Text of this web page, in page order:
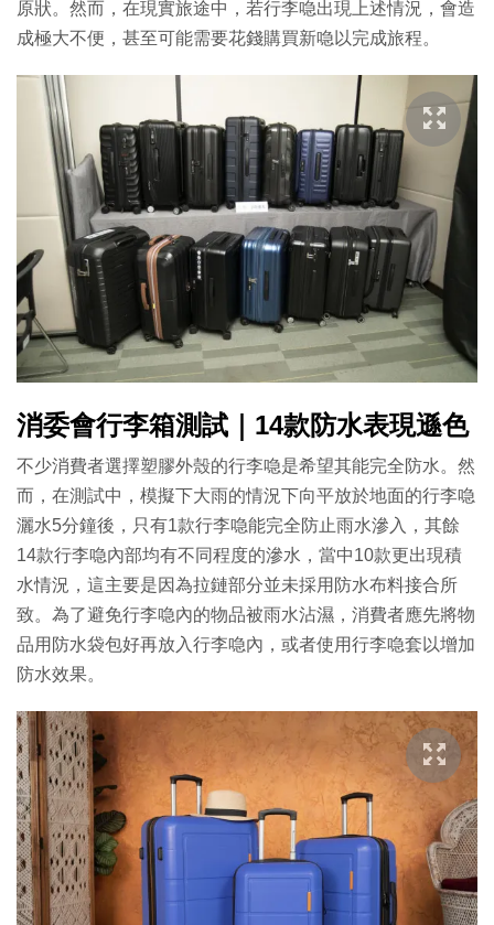
原狀。然而，在現實旅途中，若行李喼出現上述情況，會造
成極大不便，甚至可能需要花錢購買新喼以完成旅程。
消委會行李箱測試｜14款防水表現遜色
不少消費者選擇塑膠外殼的行李喼是希望其能完全防水。然
而，在測試中，模擬下大雨的情況下向平放於地面的行李喼
灑水5分鐘後，只有1款行李喼能完全防止雨水滲入，其餘
14款行李喼內部均有不同程度的滲水，當中10款更出現積
水情況，這主要是因為拉鏈部分並未採用防水布料接合所
致。為了避免行李喼內的物品被雨水沾濕，消費者應先將物
品用防水袋包好再放入行李喼內，或者使用行李喼套以增加
防水效果。